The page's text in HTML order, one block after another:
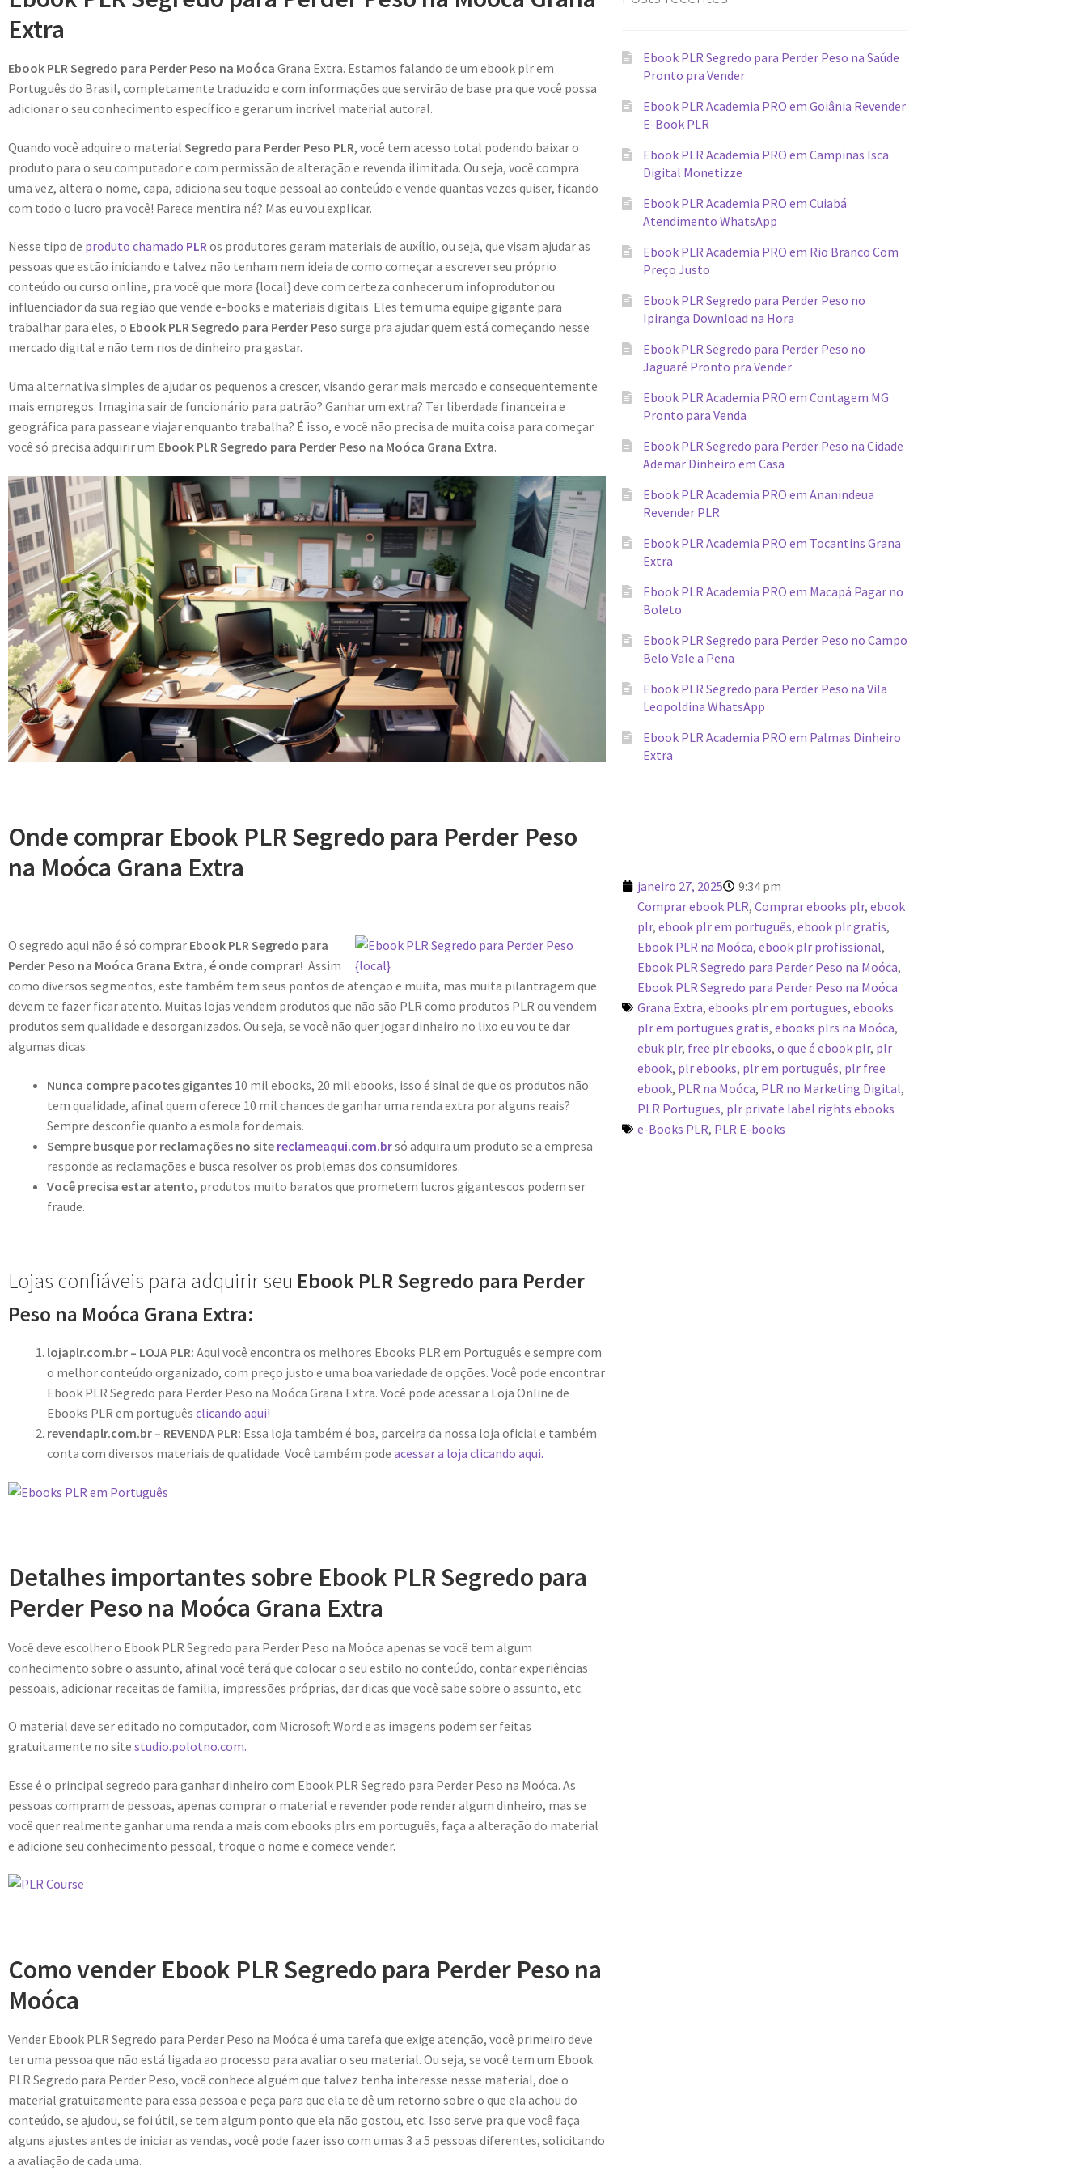
Extra
Ebook PLR Segredo para Perder Peso na Moóca Grana Extra. Estamos falando de um ebook plr em
Português do Brasil, completamente traduzido e com informações que servirão de base pra que você possa
adicionar o seu conhecimento específico e gerar um incrível material autoral.
Quando você adquire o material Segredo para Perder Peso PLR, você tem acesso total podendo baixar o
produto para o seu computador e com permissão de alteração e revenda ilimitada. Ou seja, você compra
uma vez, altera o nome, capa, adiciona seu toque pessoal ao conteúdo e vende quantas vezes quiser, ficando
com todo o lucro pra você! Parece mentira né? Mas eu vou explicar.
Nesse tipo de produto chamado PLRos produtores geram materiais de auxílio, ou seja, que visam ajudar as
pessoas que estão iniciando e talvez não tenham nem ideia de como começar a escrever seu próprio
conteúdo ou curso online, pra você que mora {local} deve com certeza conhecer um infoprodutor ou
influenciador da sua região que vende e-books e materiais digitais. Eles tem uma equipe gigante para
trabalhar para eles, o Ebook PLR Segredo para Perder Peso surge pra ajudar quem está começando nesse
mercado digital e não tem rios de dinheiro pra gastar.
Uma alternativa simples de ajudar os pequenos a crescer, visando gerar mais mercado e consequentemente
mais empregos. Imagina sair de funcionário para patrão? Ganhar um extra? Ter liberdade financeira e
geográfica para passear e viajar enquanto trabalha? É isso, e você não precisa de muita coisa para começar
você só precisa adquirir um Ebook PLR Segredo para Perder Peso na Moóca Grana Extra.
Onde comprar Ebook PLR Segredo para Perder Peso
na Moóca Grana Extra
O segredo aqui não é só comprar Ebook PLR Segredo para
Perder Peso na Moóca Grana Extra, é onde comprar! Assim
como diversos segmentos, este também tem seus pontos de atenção e muita, mas muita pilantragem que
devem te fazer ficar atento. Muitas lojas vendem produtos que não são PLR como produtos PLR ou vendem
produtos sem qualidade e desorganizados. Ou seja, se você não quer jogar dinheiro no lixo eu vou te dar
algumas dicas:
Nunca compre pacotes gigantes 10 mil ebooks, 20 mil ebooks, isso é sinal de que os produtos não
tem qualidade, afinal quem oferece 10 mil chances de ganhar uma renda extra por alguns reais?
Sempre desconfie quanto a esmola for demais.
Sempre busque por reclamações no site reclameaqui.com.brsó adquira um produto se a empresa
responde as reclamações e busca resolver os problemas dos consumidores.
Você precisa estar atento, produtos muito baratos que prometem lucros gigantescos podem ser
fraude.
Lojas confiáveis para adquirir seu Ebook PLR Segredo para Perder
Peso na Moóca Grana Extra:
lojaplr.com.br – LOJA PLR: Aqui você encontra os melhores Ebooks PLR em Português e sempre com
o melhor conteúdo organizado, com preço justo e uma boa variedade de opções. Você pode encontrar
Ebook PLR Segredo para Perder Peso na Moóca Grana Extra. Você pode acessar a Loja Online de
Ebooks PLR em português clicando aqui!
revendaplr.com.br – REVENDA PLR: Essa loja também é boa, parceira da nossa loja oficial e também
conta com diversos materiais de qualidade. Você também pode acessar a loja clicando aqui.
Detalhes importantes sobre Ebook PLR Segredo para
Perder Peso na Moóca Grana Extra
Você deve escolher o Ebook PLR Segredo para Perder Peso na Moóca apenas se você tem algum
conhecimento sobre o assunto, afinal você terá que colocar o seu estilo no conteúdo, contar experiências
pessoais, adicionar receitas de familia, impressões próprias, dar dicas que você sabe sobre o assunto, etc.
O material deve ser editado no computador, com Microsoft Word e as imagens podem ser feitas
gratuitamente no site studio.polotno.com.
Esse é o principal segredo para ganhar dinheiro com Ebook PLR Segredo para Perder Peso na Moóca. As
pessoas compram de pessoas, apenas comprar o material e revender pode render algum dinheiro, mas se
você quer realmente ganhar uma renda a mais com ebooks plrs em português, faça a alteração do material
e adicione seu conhecimento pessoal, troque o nome e comece vender.
Como vender Ebook PLR Segredo para Perder Peso na
Moóca
Vender Ebook PLR Segredo para Perder Peso na Moóca é uma tarefa que exige atenção, você primeiro deve
ter uma pessoa que não está ligada ao processo para avaliar o seu material. Ou seja, se você tem um Ebook
PLR Segredo para Perder Peso, você conhece alguém que talvez tenha interesse nesse material, doe o
material gratuitamente para essa pessoa e peça para que ela te dê um retorno sobre o que ela achou do
conteúdo, se ajudou, se foi útil, se tem algum ponto que ela não gostou, etc. Isso serve pra que você faça
alguns ajustes antes de iniciar as vendas, você pode fazer isso com umas 3 a 5 pessoas diferentes, solicitando
a avaliação de cada uma.
Ebook PLR Segredo para Perder Peso na Saúde
Pronto pra Vender
Ebook PLR Academia PRO em Goiânia Revender
E-Book PLR
Ebook PLR Academia PRO em Campinas Isca
Digital Monetizze
Ebook PLR Academia PRO em Cuiabá
Atendimento WhatsApp
Ebook PLR Academia PRO em Rio Branco Com
Preço Justo
Ebook PLR Segredo para Perder Peso no
Ipiranga Download na Hora
Ebook PLR Segredo para Perder Peso no
Jaguaré Pronto pra Vender
Ebook PLR Academia PRO em Contagem MG
Pronto para Venda
Ebook PLR Segredo para Perder Peso na Cidade
Ademar Dinheiro em Casa
Ebook PLR Academia PRO em Ananindeua
Revender PLR
Ebook PLR Academia PRO em Tocantins Grana
Extra
Ebook PLR Academia PRO em Macapá Pagar no
Boleto
Ebook PLR Segredo para Perder Peso no Campo
Belo Vale a Pena
Ebook PLR Segredo para Perder Peso na Vila
Leopoldina WhatsApp
Ebook PLR Academia PRO em Palmas Dinheiro
Extra
janeiro 27, 2025
9:34 pm
Comprar ebook PLR, Comprar ebooks plr, ebook
plr, ebook plr em português, ebook plr gratis,
Ebook PLR na Moóca, ebook plr profissional,
Ebook PLR Segredo para Perder Peso na Moóca,
Ebook PLR Segredo para Perder Peso na Moóca
Grana Extra, ebooks plr em portugues, ebooks
plr em portugues gratis, ebooks plrs na Moóca,
ebuk plr, free plr ebooks, o que é ebook plr, plr
ebook, plr ebooks, plr em português, plr free
ebook, PLR na Moóca, PLR no Marketing Digital,
PLR Portugues, plr private label rights ebooks
e-Books PLR, PLR E-books